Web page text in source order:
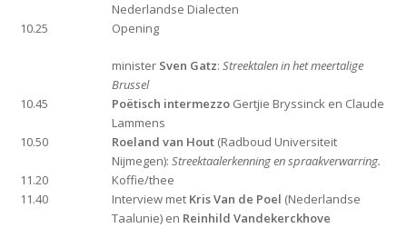
Nederlandse Dialecten
10.25
Opening
minister Sven Gatz:Streektalen in het meertalige
Brussel
10.45
Poëtisch intermezzo Gertjie Bryssinck en Claude
Lammens
10.50
Roeland van Hout (Radboud Universiteit
Nijmegen):Streektaalerkenning en spraakverwarring.
11.20
Koffie/thee
11.40
Interview met Kris Van de Poel (Nederlandse
Taalunie) en Reinhild Vandekerckhove